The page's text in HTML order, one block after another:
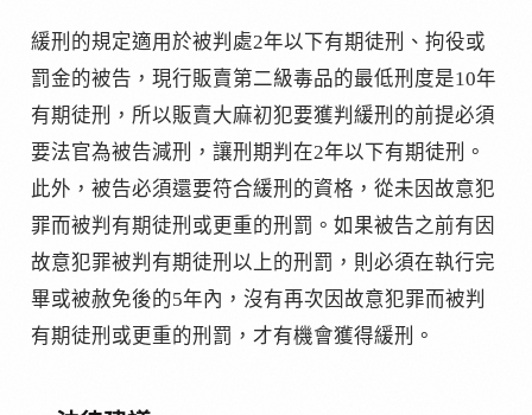
緩刑的規定適用於被判處2年以下有期徒刑、拘役或
罰金的被告，現行販賣第二級毒品的最低刑度是10年
有期徒刑，所以販賣大麻初犯要獲判緩刑的前提必須
要法官為被告減刑，讓刑期判在2年以下有期徒刑。
此外，被告必須還要符合緩刑的資格，從未因故意犯
罪而被判有期徒刑或更重的刑罰。如果被告之前有因
故意犯罪被判有期徒刑以上的刑罰，則必須在執行完
畢或被赦免後的5年內，沒有再次因故意犯罪而被判
有期徒刑或更重的刑罰，才有機會獲得緩刑。